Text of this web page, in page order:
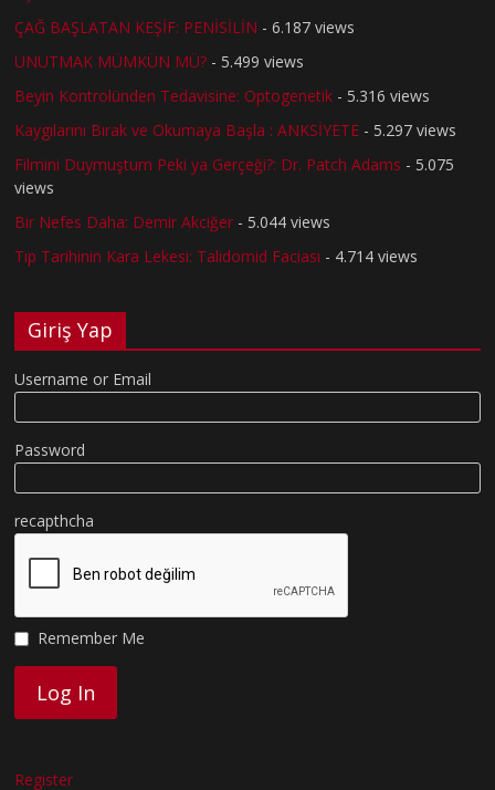
ÇAĞ BAŞLATAN KEŞİF: PENİSİLİN - 6.187 views
UNUTMAK MÜMKÜN MÜ? - 5.499 views
Beyin Kontrolünden Tedavisine: Optogenetik - 5.316 views
Kaygılarını Bırak ve Okumaya Başla : ANKSİYETE - 5.297 views
Filmini Duymuştum Peki ya Gerçeği?: Dr. Patch Adams - 5.075
views
Bir Nefes Daha: Demir Akciğer - 5.044 views
Tıp Tarihinin Kara Lekesi: Talidomid Faciası - 4.714 views
Giriş Yap
Username or Email
Password
recapthcha
Remember Me
Register